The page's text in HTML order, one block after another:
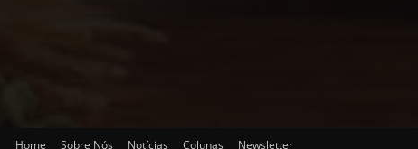
Home Sobre Nós Notícias Colunas Newsletter